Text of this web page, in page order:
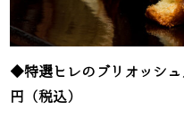
◆特選ヒレのブリオッシ
円（税込）